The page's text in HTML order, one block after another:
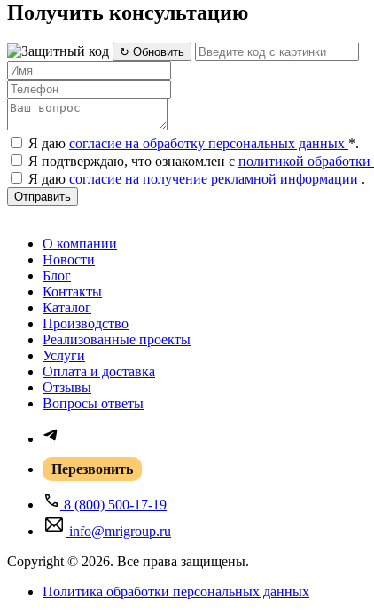
Получить консультацию
↻ Обновить
Я даю согласие на обработку персональных данных *.
Я подтверждаю, что ознакомлен с политикой
Я даю согласие на получение рекламной информации .
Отправить
О компании
Новости
Блог
Контакты
Каталог
Производство
Реализованные проекты
Услуги
Оплата и доставка
Отзывы
Вопросы ответы
Перезвонить
8 (800) 500-17-19
info@mrigroup.ru
Copyright © 2026. Все права защищены.
Политика обработки персональных данных